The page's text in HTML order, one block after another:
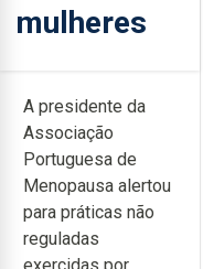
mulheres
A presidente da
Associação
Portuguesa de
Menopausa alertou
para práticas não
reguladas